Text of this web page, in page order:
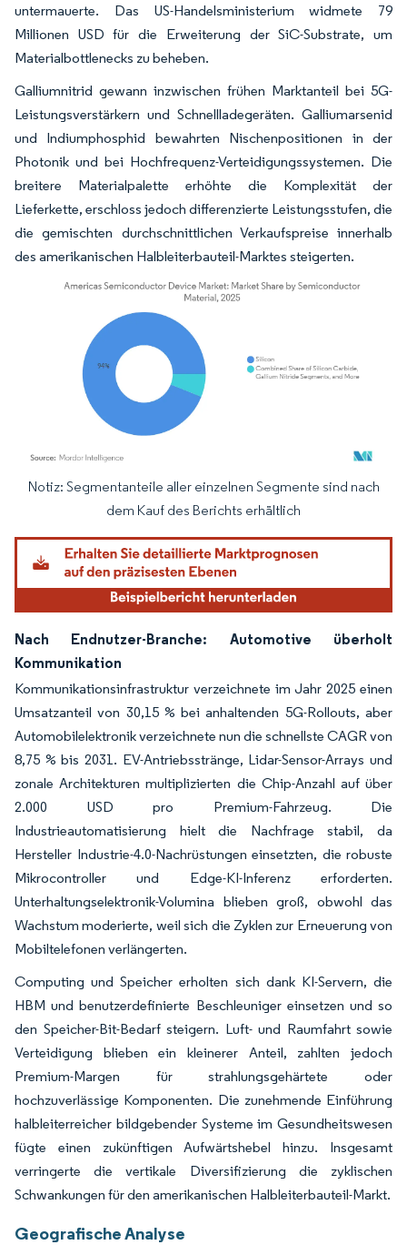
untermauerte. Das US-Handelsministerium widmete 79
Millionen USD für die Erweiterung der SiC-Substrate, um
Materialbottlenecks zu beheben.
Galliumnitrid gewann inzwischen frühen Marktanteil bei 5G-
Leistungsverstärkern und Schnellladegeräten. Galliumarsenid
und Indiumphosphid bewahrten Nischenpositionen in der
Photonik und bei Hochfrequenz-Verteidigungssystemen. Die
breitere Materialpalette erhöhte die Komplexität der
Lieferkette, erschloss jedoch differenzierte Leistungsstufen, die
die gemischten durchschnittlichen Verkaufspreise innerhalb
des amerikanischen Halbleiterbauteil-Marktes steigerten.
Bild © Mordor Intelligence. Wiederverwendung erfordert Namensnennung
Notiz: Segmentanteile aller einzelnen Segmente sind nach
dem Kauf des Berichts erhältlich
Nach Endnutzer-Branche: Automotive überholt
Kommunikation
Kommunikationsinfrastruktur verzeichnete im Jahr 2025 einen
Umsatzanteil von 30,15 % bei anhaltenden 5G-Rollouts, aber
Automobilelektronik verzeichnete nun die schnellste CAGR von
8,75 % bis 2031. EV-Antriebsstränge, Lidar-Sensor-Arrays und
zonale Architekturen multiplizierten die Chip-Anzahl auf über
2.000 USD pro Premium-Fahrzeug. Die
Industrieautomatisierung hielt die Nachfrage stabil, da
Hersteller Industrie-4.0-Nachrüstungen einsetzten, die robuste
Mikrocontroller und Edge-KI-Inferenz erforderten.
Unterhaltungselektronik-Volumina blieben groß, obwohl das
Wachstum moderierte, weil sich die Zyklen zur Erneuerung von
Mobiltelefonen verlängerten.
Computing und Speicher erholten sich dank KI-Servern, die
HBM und benutzerdefinierte Beschleuniger einsetzen und so
den Speicher-Bit-Bedarf steigern. Luft- und Raumfahrt sowie
Verteidigung blieben ein kleinerer Anteil, zahlten jedoch
Premium-Margen für strahlungsgehärtete oder
hochzuverlässige Komponenten. Die zunehmende Einführung
halbleiterreicher bildgebender Systeme im Gesundheitswesen
fügte einen zukünftigen Aufwärtshebel hinzu. Insgesamt
verringerte die vertikale Diversifizierung die zyklischen
Schwankungen für den amerikanischen Halbleiterbauteil-Markt.
Geografische Analyse